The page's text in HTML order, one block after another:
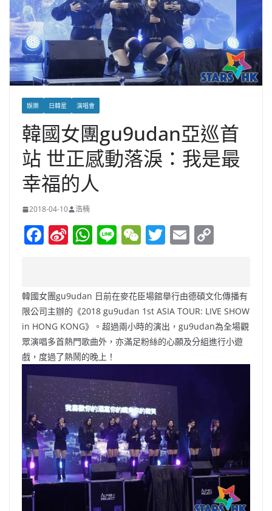
娛樂 日韓星 演唱會
韓國女團gu9udan亞巡首
站 世正感動落淚：我是最
幸福的人
2018-04-10 浩楠
F
e
b
o
o
k
Si
W
ei
b
o
W
s
A
p
p
Li W
h
at
T
er
E
l y
Li
n
k
韓國女團gu9udan 日前在麥花臣場館舉行由德碩文化傳播有
限公司主辦的《2018 gu9udan 1st ASIA TOUR: LIVE SHOW
in HONG KONG》。超過兩小時的演出，gu9udan為全場觀
眾演唱多首熱門歌曲外，亦滿足粉絲的心願及分組進行小遊
戲，度過了熱鬧的晚上！